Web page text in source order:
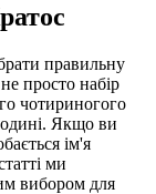
правильну
просто набір
чотириногого
Якщо ви
ім'я
ми
вибором для